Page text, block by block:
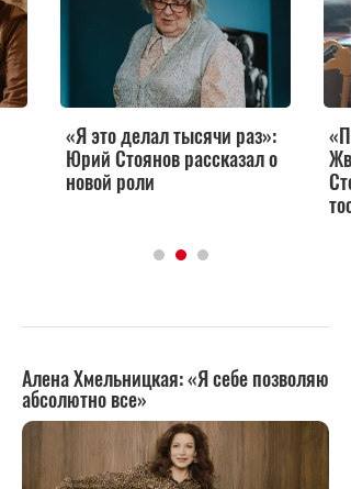
«Я это делал тысячи раз»:
Юрий Стоянов рассказал о
новой роли